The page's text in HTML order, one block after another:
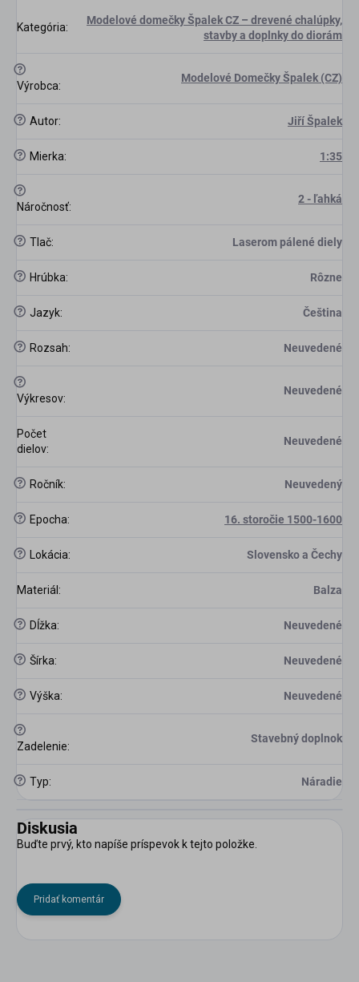
Kategória:
Modelové domečky Špalek CZ – drevené chalúpky,
stavby a doplnky do diorám
?
Výrobca:
Modelové Domečky Špalek (CZ)
? Autor: Jiří Špalek
? Mierka: 1:35
?
Náročnosť:
2 - ľahká
? Tlač: Laserom pálené diely
? Hrúbka: Rôzne
? Jazyk: Čeština
? Rozsah: Neuvedené
?
Výkresov:
Neuvedené
Počet
dielov:
Neuvedené
? Ročník: Neuvedený
? Epocha: 16. storočie 1500-1600
? Lokácia: Slovensko a Čechy
Materiál : Balza
? Dĺžka: Neuvedené
? Šírka: Neuvedené
? Výška: Neuvedené
?
Zadelenie:
Stavebný doplnok
? Typ: Náradie
Diskusia
Buďte prvý, kto napíše príspevok k tejto položke.
Pridať komentár